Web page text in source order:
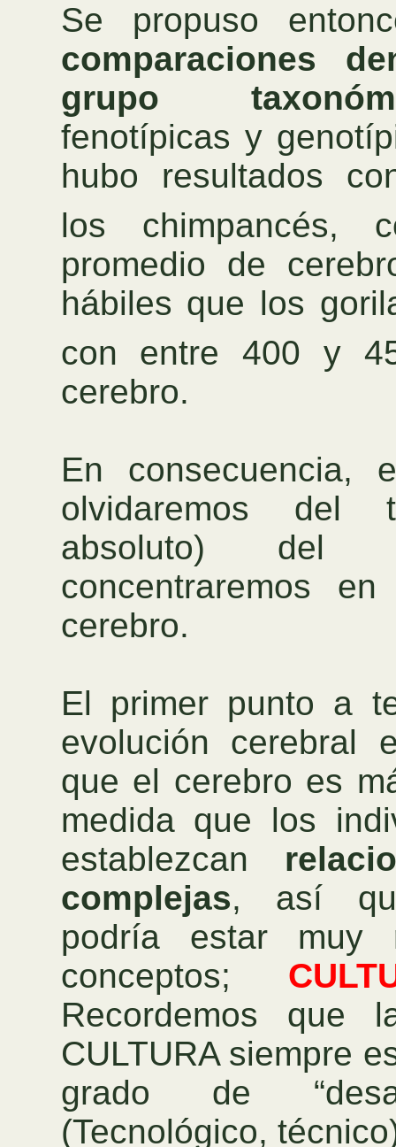
Se propuso
comparaciones
grupo
fenotípicas y
hubo resultados
los chimpancés,
promedio de
hábiles que los
con entre 400 y
cerebro.
En consecuencia,
olvidaremos del
absoluto)
concentraremos
cerebro.
El primer punto a
evolución cerebral
que el cerebro es
medida que los
establezcan
complejas, así
podría estar muy
conceptos;
Recordemos que
CULTURA siempre
grado de
(Tecnológico,